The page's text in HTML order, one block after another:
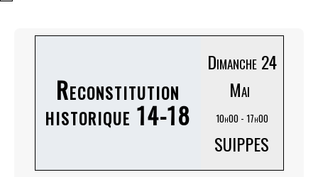
Reconstitution
historique 14-18
Dimanche 24
Mai
10h00 - 17h00
SUIPPES